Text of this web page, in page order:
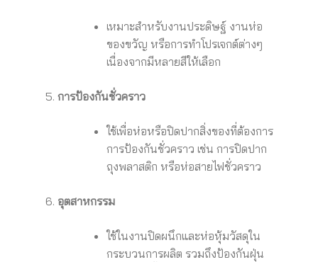
เหมาะสำหรับงานประดิษฐ์ งานห่อ
ของขวัญ หรือการทำโปรเจกต์ต่างๆ
เนื่องจากมีหลายสีให้เลือก
การป้องกันชั่วคราว
ใช้เพื่อห่อหรือปิดปากสิ่งของที่ต้องการ
การป้องกันชั่วคราว เช่น การปิดปาก
ถุงพลาสติก หรือห่อสายไฟชั่วคราว
อุตสาหกรรม
ใช้ในงานปิดผนึกและห่อหุ้มวัสดุใน
กระบวนการผลิต รวมถึงป้องกันฝุ่น